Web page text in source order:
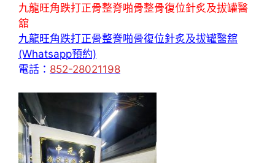
九龍旺角跌打正骨整脊啪骨整骨復位針炙及拔罐醫
舘
九龍旺角跌打正骨整脊啪骨復位針炙及拔罐醫舘
(Whatsapp預約)
電話： 852-28021198